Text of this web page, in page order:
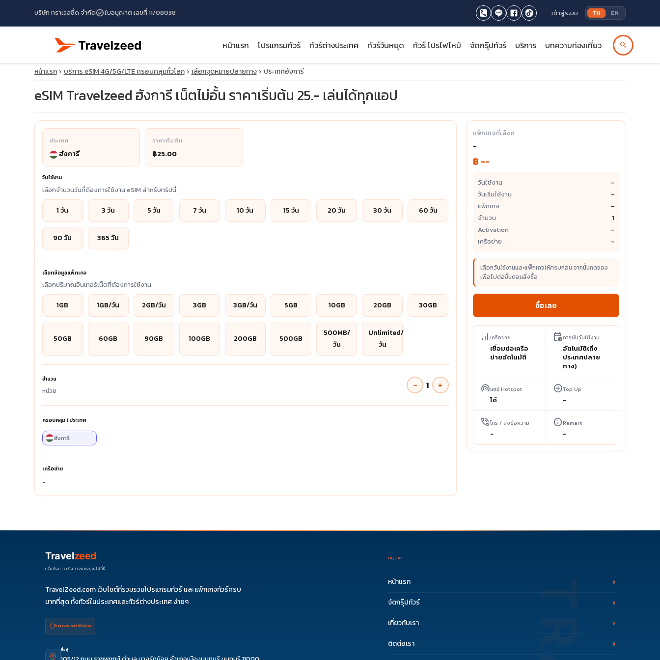
บริษัท ทราเวลซี้ด จำกัดcheck_circleใบอนุญาต เลขที่ 11/08038 เข้าสู่ระบบ TH EN
หน้าแรก โปรแกรมทัวร์ ทัวร์ต่างประเทศ ทัวร์วันหยุด ทัวร์ โปรไฟไหม้ จัดกรุ๊ปทัวร์ บริการ บทความท่องเที่ยว search
หน้าแรก บริการ eSIM 4G/5G/LTE ครอบคลุมทั่วโลก เลือกจุดหมายปลายทาง ประเทศฮังการี
eSIM Travelzeed ฮังการี เน็ตไม่อั้น ราคาเริ่มต้น 25.- เล่นได้ทุกแอป
ประเทศ
ฮังการี
ราคาเริ่มต้น
฿25.00
วันใช้งาน
เลือกจำนวนวันที่ต้องการใช้งาน eSIM สำหรับทริปนี้
1 วัน 3 วัน 5 วัน 7 วัน 10 วัน 15 วัน 20 วัน 30 วัน 60 วัน
90 วัน 365 วัน
เลือกข้อมูลแพ็กเกจ
เลือกปริมาณอินเทอร์เน็ตที่ต้องการใช้งาน
1GB 1GB/วัน 2GB/วัน 3GB 3GB/วัน 5GB 10GB 20GB 30GB
50GB 60GB 90GB 100GB 200GB 500GB
500MB/
วัน
Unlimited/
วัน
จำนวน
หน่วย − 1 +
ครอบคลุม1ประเทศ
ฮังการี
เครือข่าย
-
แพ็กเกจที่เลือก
-
฿ --
วันใช้งาน
-
วันเริ่มใช้งาน
-
แพ็กเกจ
-
จำนวน
1
Activation
-
เครือข่าย
-
เลือกวันใช้งานและแพ็กเกจให้ครบก่อน จากนั้นกดจอง
เพื่อไปต่อขั้นตอนสั่งซื้อ
ซื้อเลย
signal_cellular_alt เครือข่าย
เชื่อมต่อเครือ
ข่ายอัตโนมัติ
calendar_clockการนับวันใช้งาน
อัตโนมัติ(ถึง
ประเทศปลาย
ทาง)
wifi_tetheringแชร์ Hotspot
ได้
add_circleTop Up
-
phone_in_talkโทร / ส่งข้อความ
-
infoRemark
-
Travelzeed
เริ่มต้นการเดินทางของคุณได้ที่นี่
TravelZeed.com เว็บไซต์ที่รวมรวมโปรแกรมทัวร์ และแพ็กเกจทัวร์ครบ
มากที่สุด ทั้งทัวร์ในประเทศและทัวร์ต่างประเทศ ง่ายๆ
ใบอนุญาต เลขที่ 11/08038
ที่อยู่
เมนูหลัก
หน้าแรก
จัดกรุ๊ปทัวร์
เกี่ยวกับเรา
ติดต่อเรา